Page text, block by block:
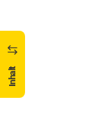
Inhalt